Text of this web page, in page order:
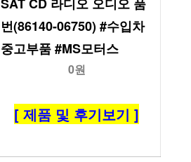
번(86140-06750) #수입차
중고부품 #MS모터스
0원
[ 제품 및 후기보기 ]